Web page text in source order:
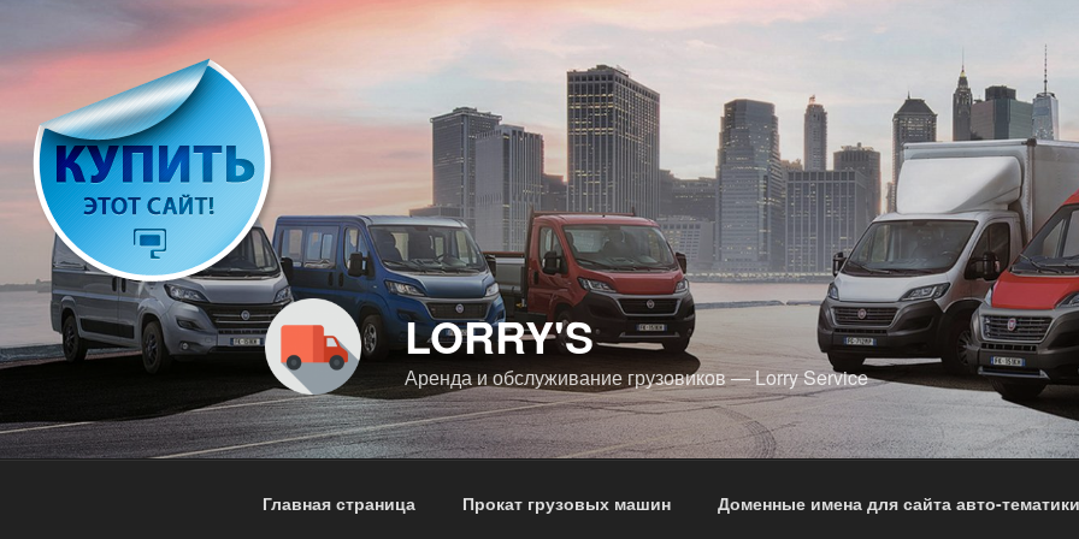
содержимому
LORRY'S
Аренда и обслуживание грузовиков — Lorry Service
Главная страница Прокат грузовых машин Доменные имена для сайта авто-тематики